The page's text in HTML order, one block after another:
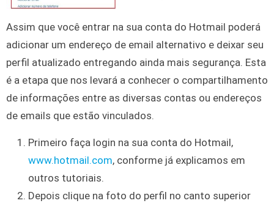
Assim que você entrar na sua conta do Hotmail poderá
adicionar um endereço de email alternativo e deixar seu
perfil atualizado entregando ainda mais segurança. Esta
é a etapa que nos levará a conhecer o compartilhamento
de informações entre as diversas contas ou endereços
de emails que estão vinculados.
Primeiro faça login na sua conta do Hotmail,
www.hotmail.com, conforme já explicamos em
outros tutoriais.
Depois clique na foto do perfil no canto superior